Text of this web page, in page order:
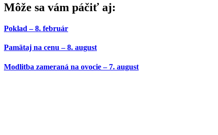
Môže sa vám páčiť aj:
Poklad – 8. február
Pamätaj na cenu – 8. august
Modlitba zameraná na ovocie – 7. august